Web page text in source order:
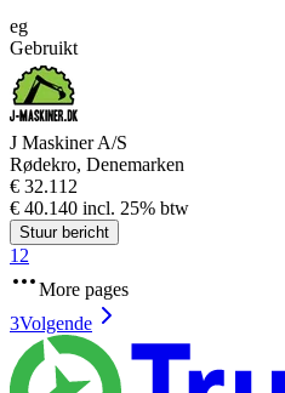
eg
Gebruikt
J Maskiner A/S
Rødekro, Denemarken
€ 32.112
€ 40.140 incl. 25% btw
Stuur bericht
1 2
More pages
3Volgende